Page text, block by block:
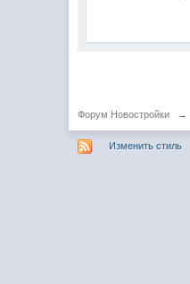
Форум Новостройки →
Изменить стиль